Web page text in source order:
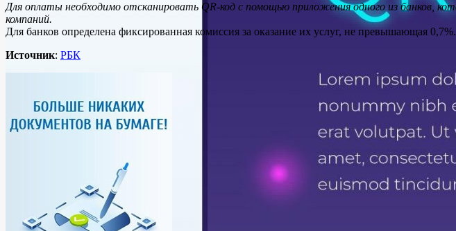
Для оплаты необходимо отсканировать QR-код с помощью приложения одного из банков,
компаний.
Для банков определена фиксированная комиссия за оказание их услуг, не превышающая 0,7%.
Источник: РБК